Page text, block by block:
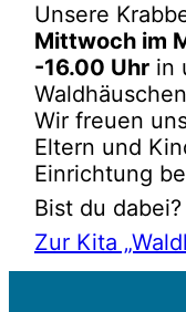
Unsere
Mittwoch im
-16.00 Uhr in
Wir freuen
Eltern und
Einrichtung
Bist du dabei?
Zur Kita